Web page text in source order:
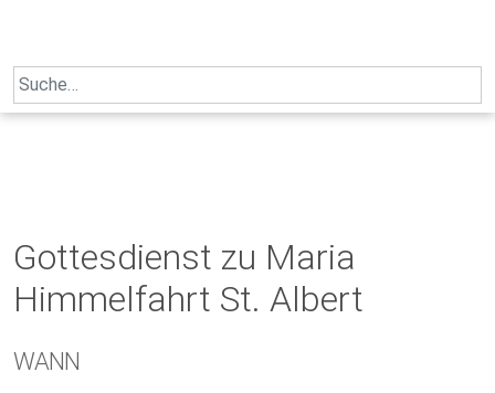
Search
for:
Gottesdienst zu Maria
Himmelfahrt St. Albert
WANN